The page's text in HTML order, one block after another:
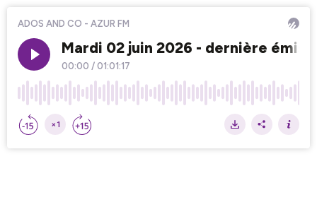
ADOS AND CO - AZUR FM
Mardi 02 juin 2026 - dernière
00:00 / 01:01:17
×1